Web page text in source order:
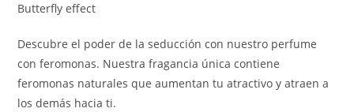
Butterfly effect
Descubre el poder de la seducción con nuestro perfume
con feromonas. Nuestra fragancia única contiene
feromonas naturales que aumentan tu atractivo y atraen a
los demás hacia ti.